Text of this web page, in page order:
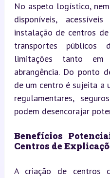
No aspeto logístico,
disponíveis,
instalação de centros
transportes públicos
limitações tanto em
abrangência. Do ponto
de um centro é sujeita a
regulamentares,
podem desencorajar
Benefícios
Centros de
A criação de centros